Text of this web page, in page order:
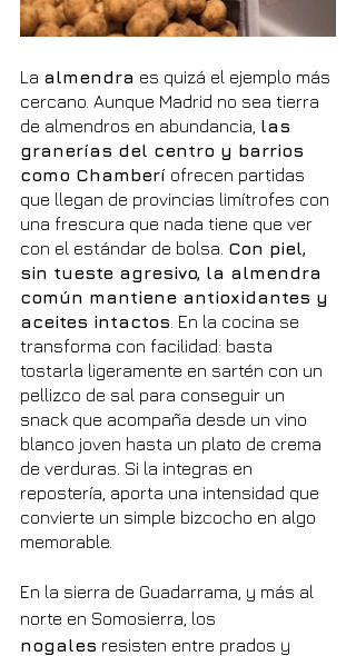
La almendra es quizá el ejemplo más
cercano. Aunque Madrid no sea tierra
de almendros en abundancia, las
granerías del centro y barrios
como Chamberí ofrecen partidas
que llegan de provincias limítrofes con
una frescura que nada tiene que ver
con el estándar de bolsa. Con piel,
sin tueste agresivo, la almendra
común mantiene antioxidantes y
aceites intactos . En la cocina se
transforma con facilidad: basta
tostarla ligeramente en sartén con un
pellizco de sal para conseguir un
snack que acompaña desde un vino
blanco joven hasta un plato de crema
de verduras. Si la integras en
repostería, aporta una intensidad que
convierte un simple bizcocho en algo
memorable.
En la sierra de Guadarrama, y más al
norte en Somosierra, los
nogales resisten entre prados y